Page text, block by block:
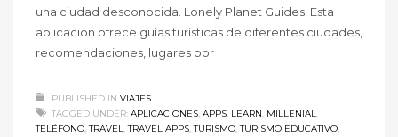
una ciudad desconocida. Lonely Planet Guides: Esta
aplicación ofrece guías turísticas de diferentes ciudades,
recomendaciones, lugares por
PUBLISHED IN VIAJES
TAGGED UNDER: APLICACIONES, APPS, LEARN, MILLENIAL,
TELÉFONO,TRAVEL,TRAVEL APPS,TURISMO,TURISMO EDUCATIVO,